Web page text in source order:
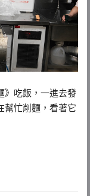
》吃飯，一進去發
幫忙削麵，看著它